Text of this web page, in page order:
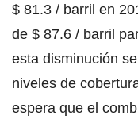
$ 81.3 / barril en
de $ 87.6 / barril
esta disminución
niveles de
espera que el